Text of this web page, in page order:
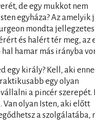
de egy mukkot nem
egyháza? Az amelyik
mondta jellegzetes
és halért tér meg, az
hamar más irányba
egy király? Kell, aki
egy olyan
a pincér szerepét.
Van olyan Isten, aki előtt
a szolgálatába,